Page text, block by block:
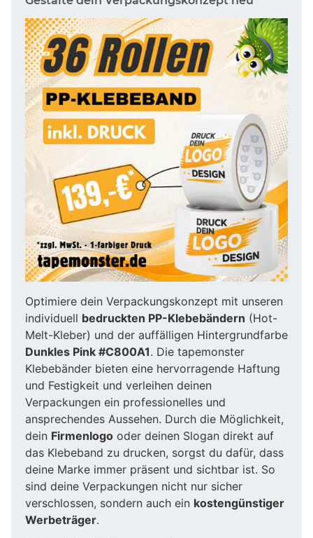
Optimiere dein Verpackungskonzept mit unseren
individuell bedruckten PP-Klebebändern (Hot-
Melt-Kleber) und der auffälligen Hintergrundfarbe
Dunkles Pink #C800A1. Die tapemonster
Klebebänder bieten eine hervorragende Haftung
und Festigkeit und verleihen deinen
Verpackungen ein professionelles und
ansprechendes Aussehen. Durch die Möglichkeit,
dein Firmenlogo oder deinen Slogan direkt auf
das Klebeband zu drucken, sorgst du dafür, dass
deine Marke immer präsent und sichtbar ist. So
sind deine Verpackungen nicht nur sicher
verschlossen, sondern auch ein kostengünstiger
Werbeträger.